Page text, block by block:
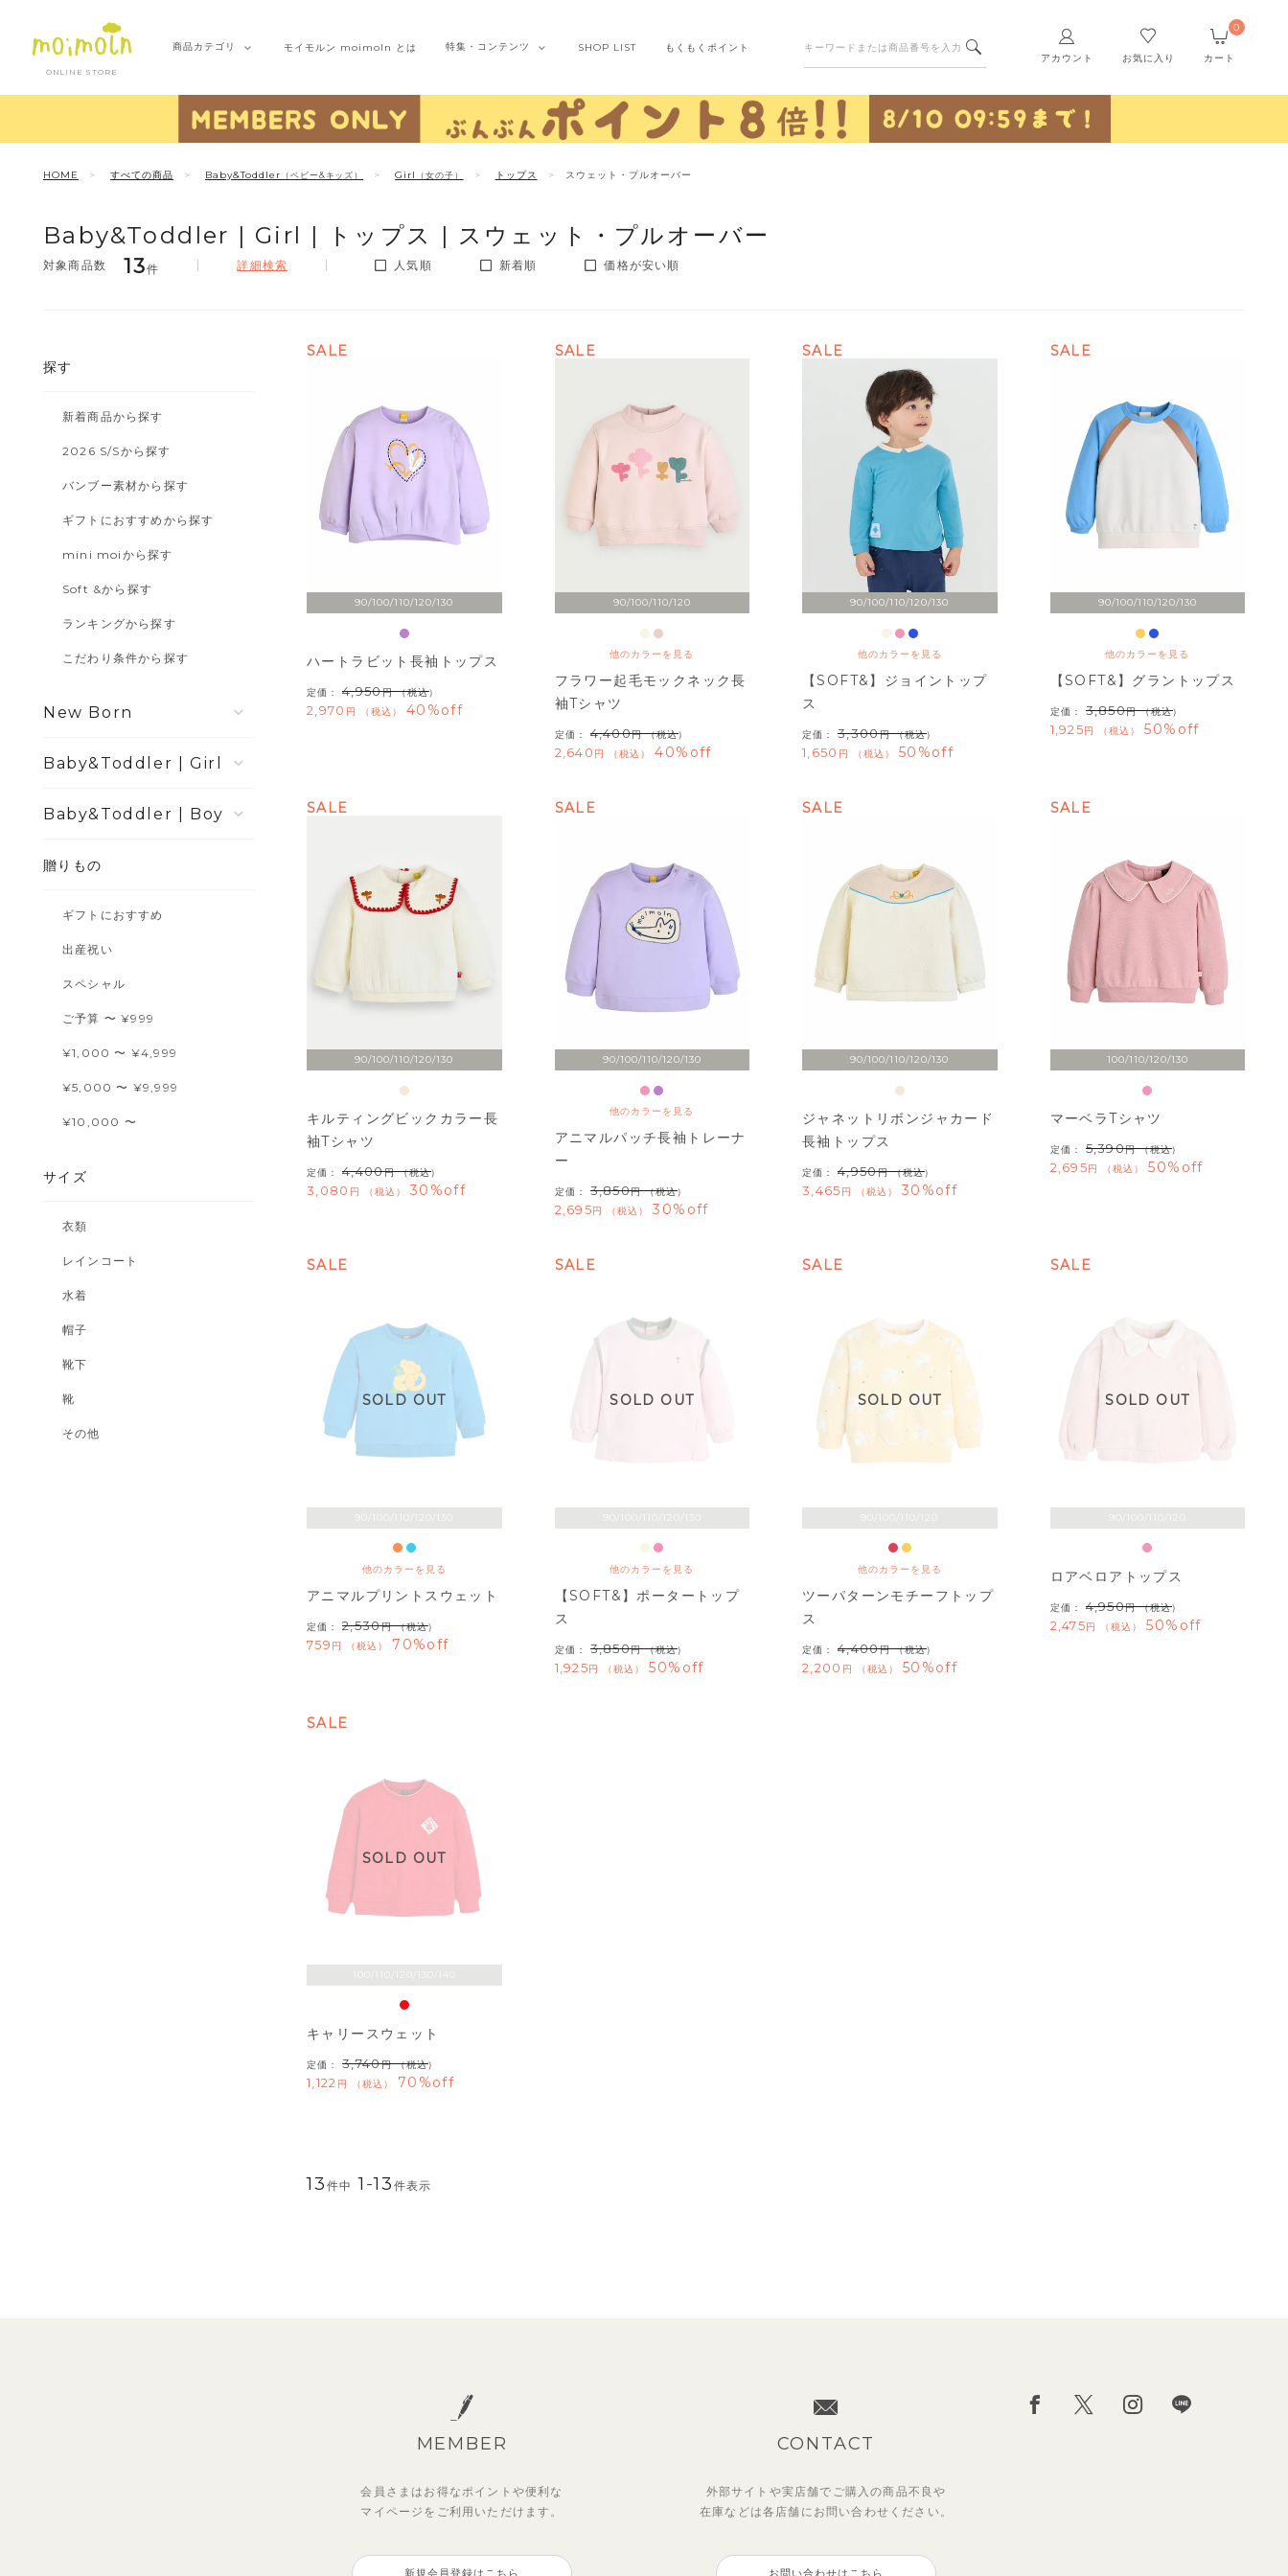
ONLINE STORE
アカウント お気に入り カート
0
商品カテゴリ モイモルン moimoln とは 特集・ コンテンツ SHOP LIST もくもくポイント
HOME すべての商品 Baby&Toddler （ベビー&キッズ） Girl （女の子） トップス スウェット・プルオーバー
人気順 新着順 価格が安い順
13件 詳細検索
Baby&Toddler | Girl | トップス | スウェット・プルオーバー
探す
新着商品から探す
2026 S/Sから探す
バンブー素材から探す
ギフトにおすすめから探す
mini moiから探す
Soft &から探す
ランキングから探す
こだわり条件から探す
New Born
Girl
Boy
贈りもの
ギフトにおすすめ
出産祝い
スペシャル
ご予算 〜 ¥999
¥1,000 〜 ¥4,999
¥5,000 〜 ¥9,999
¥10,000 〜
サイズ
衣類
レインコート
水着
帽子
靴下
靴
その他
90/100/110/120/130
SALE
ハートラビット長袖トップス
定価： 4,950 （税込）
2,970 税込 40%off
90/100/110/120
他のカラーを見る
SALE
フラワー起毛モックネック長
袖Tシャツ
定価： 4,400 （税込）
2,640 税込 40%off
90/100/110/120/130
他のカラーを見る
SALE
【SOFT&】ジョイントップ
ス
定価： 3,300 （税込）
1,650 税込 50%off
90/100/110/120/130
他のカラーを見る
SALE
【SOFT&】グラントップス
定価： 3,850 （税込）
1,925 税込 50%off
90/100/110/120/130
SALE
キルティングビックカラー長
袖Tシャツ
定価： 4,400 （税込）
3,080 税込 30%off
90/100/110/120/130
他のカラーを見る
SALE
アニマルパッチ長袖トレーナ
ー
定価： 3,850 （税込）
2,695 税込 30%off
90/100/110/120/130
SALE
ジャネットリボンジャカード
長袖トップス
定価： 4,950 （税込）
3,465 税込 30%off
100/110/120/130
SALE
マーベラTシャツ
定価： 5,390 （税込）
2,695 税込 50%off
90/100/110/120/130
他のカラーを見る
SOLD OUT
SALE
アニマルプリントスウェット
定価： 2,530 （税込）
759 税込 70%off
90/100/110/120/130
他のカラーを見る
SOLD OUT
SALE
【SOFT&】ポータートップ
ス
定価： 3,850 （税込）
1,925 税込 50%off
90/100/110/120
他のカラーを見る
SOLD OUT
SALE
ツーパターンモチーフトップ
ス
定価： 4,400 （税込）
2,200 税込 50%off
90/100/110/120
SOLD OUT
SALE
ロアベロアトップス
定価： 4,950 （税込）
2,475 税込 50%off
100/110/120/130/140
SOLD OUT
SALE
キャリースウェット
定価： 3,740 （税込）
1,122 税込 70%off
13 件中 1 -13件表示
MEMBER
会員さまはお得なポイントや便利な
マイページを ご利用いただけます。
新規会員登録はこちら
CONTACT
外部サイトや実店舗でご購入の商品不良や
在庫などは各店舗に お問い合わせください。
お問い合わせはこちら